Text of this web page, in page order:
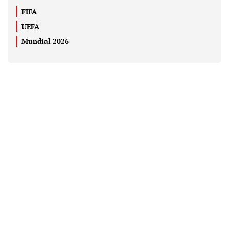
FIFA
UEFA
Mundial 2026